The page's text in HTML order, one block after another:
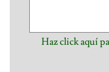
Haz click aquí